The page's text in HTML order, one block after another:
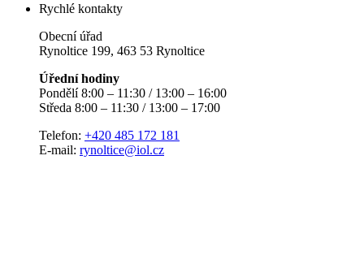
Rychlé kontakty
Obecní úřad
Rynoltice 199, 463 53 Rynoltice
Úřední hodiny
Pondělí 8:00 – 11:30 / 13:00 – 16:00
Středa 8:00 – 11:30 / 13:00 – 17:00
Telefon: +420 485 172 181
E-mail: rynoltice@iol.cz